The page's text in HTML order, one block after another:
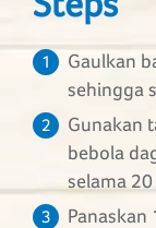
1
Gaulkan
sehingga
2
Gunakan
bebola
selama
3
Panaskan